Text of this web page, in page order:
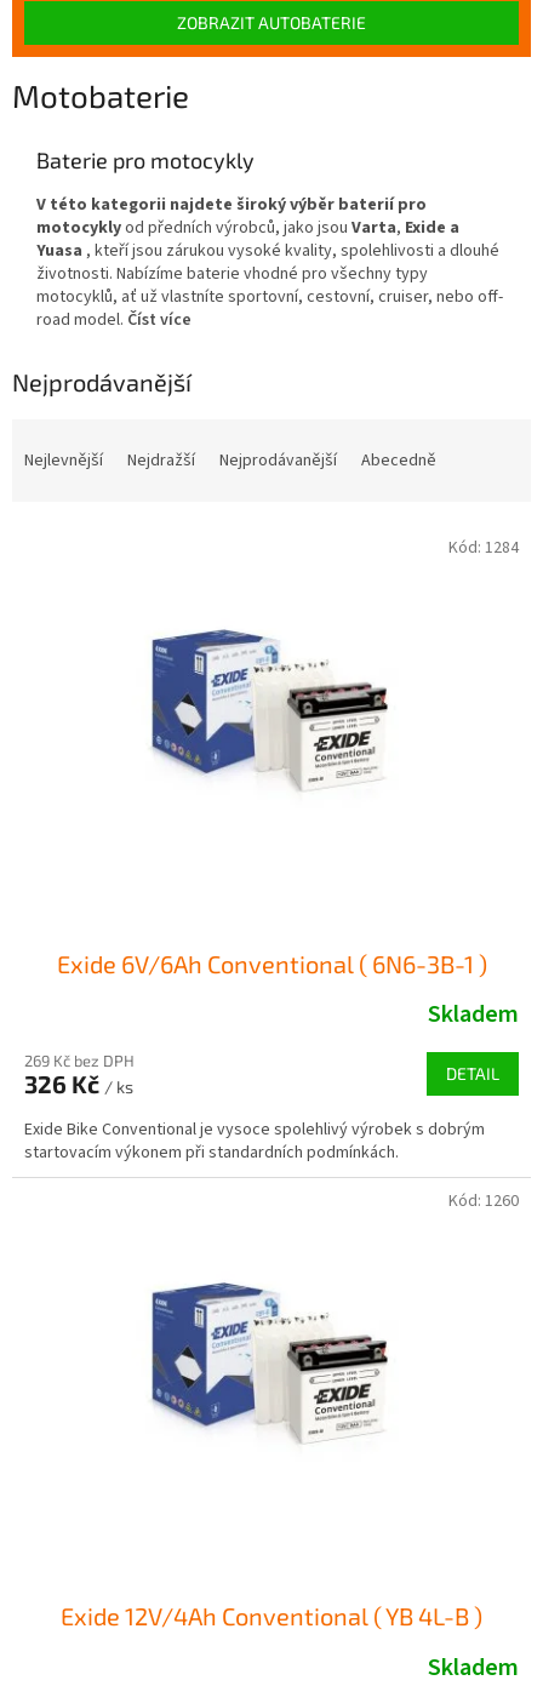
ZOBRAZIT AUTOBATERIE
Motobaterie
Baterie pro motocykly
V této kategorii najdete široký výběr baterií pro
motocyklyod předních výrobců, jako jsou Varta, Exide a
Yuasa , kteří jsou zárukou vysoké kvality, spolehlivosti a dlouhé
životnosti. Nabízíme baterie vhodné pro všechny typy
motocyklů, ať už vlastníte sportovní, cestovní, cruiser, nebo off-
road model. Číst více
Nejprodávanější
Nejlevnější Nejdražší Nejprodávanější Abecedně
Exide 6V/6Ah Conventional ( 6N6-3B-1 )
Skladem
269 Kč bez DPH
326 Kč / ks
DETAIL
Exide Bike Conventional je vysoce spolehlivý výrobek s dobrým
startovacím výkonem při standardních podmínkách.
Kód: 1284
Exide 12V/4Ah Conventional ( YB 4L-B )
Skladem
Kód: 1260